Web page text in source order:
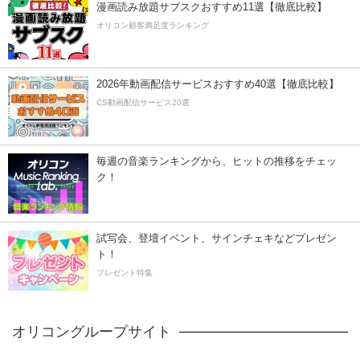
漫画読み放題サブスクおすすめ11選【徹底比較】
オリコン顧客満足度ランキング
2026年動画配信サービスおすすめ40選【徹底比較】
CS動画配信サービス20選
毎週の音楽ランキングから、ヒットの推移をチェッ
ク！
試写会、登壇イベント、サインチェキなどプレゼン
ト！
プレゼント特集
オリコングループサイト